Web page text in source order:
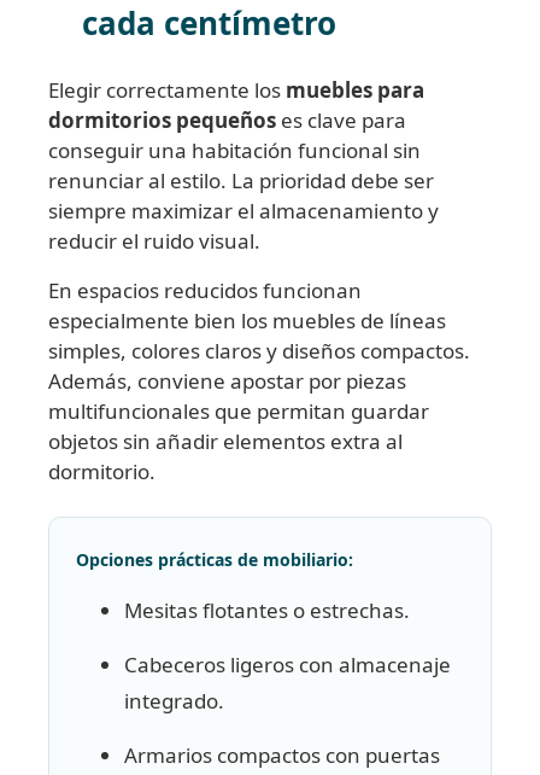
cada centímetro
Elegir correctamente los muebles para
dormitorios pequeños es clave para
conseguir una habitación funcional sin
renunciar al estilo. La prioridad debe ser
siempre maximizar el almacenamiento y
reducir el ruido visual.
En espacios reducidos funcionan
especialmente bien los muebles de líneas
simples, colores claros y diseños compactos.
Además, conviene apostar por piezas
multifuncionales que permitan guardar
objetos sin añadir elementos extra al
dormitorio.
Opciones prácticas de mobiliario:
Mesitas flotantes o estrechas.
Cabeceros ligeros con almacenaje
integrado.
Armarios compactos con puertas